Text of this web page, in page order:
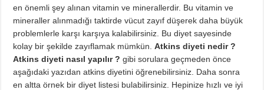
en önemli şey alınan vitamin ve minerallerdir. Bu vitamin ve
mineraller alınmadığı taktirde vücut zayıf düşerek daha büyük
problemlerle karşı karşıya kalabilirsiniz. Bu diyet sayesinde
kolay bir şekilde zayıflamak mümkün.Atkins diyeti nedir ?
Atkins diyeti nasıl yapılır ? gibi sorulara geçmeden önce
aşağıdaki yazıdan atkins diyetini öğrenebilirsiniz. Daha sonra
en altta örnek bir diyet listesi bulabilirsiniz. Hepinize hızlı ve iyi